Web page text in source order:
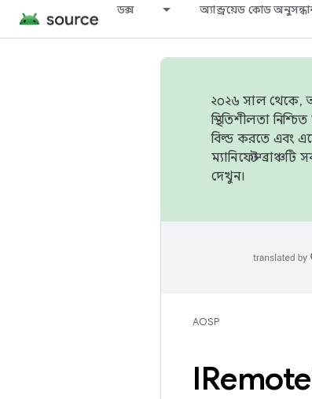
ডক্স অ্যান্ড্রয়েড কোড
২০২৬ সাল থেকে,
স্থিতিশীলতা
বিল্ড করতে এবং
ম্যানিফেস্ট
দেখুন।
AOSP
IRemote